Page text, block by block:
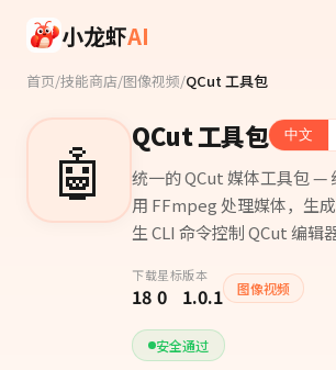
小龙虾AI
首页/技能商店/图像视频/QCut 工具包
🤖 QCut 工具包 中文
统一的 QCut 媒体工具包 —
用 FFmpeg 处理媒体，生
生 CLI 命令控制 QCut 编辑
下载
18
星标
0
版本
1.0.1 图像视频
安全通过